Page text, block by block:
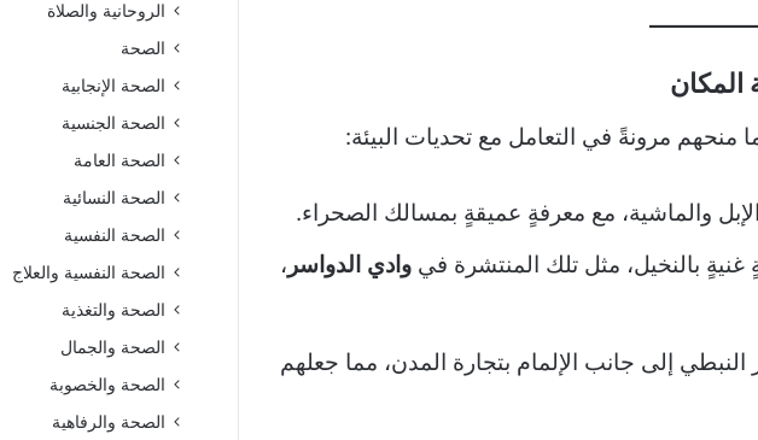
المكان
مرونةً في التعامل مع تحديات البيئة:
والماشية، مع معرفةٍ عميقةٍ بمسالك الصحراء.
غنيةٍ بالنخيل، مثل تلك المنتشرة في وادي الدواسر ،
إلى جانب الإلمام بتجارة المدن، مما جعلهم
الروحانية والصلاة
الصحة
الصحة الإنجابية
الصحة الجنسية
الصحة العامة
الصحة النسائية
الصحة النفسية
الصحة النفسية والعلاج
الصحة والتغذية
الصحة والجمال
الصحة والخصوبة
الصحة والرفاهية